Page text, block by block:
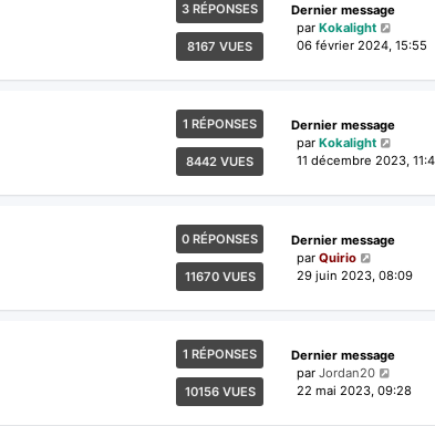
3 RÉPONSES
8167 VUES
Dernier message
par Kokalight
06 février 2024, 15:55
1 RÉPONSES
8442 VUES
Dernier message
par Kokalight
11 décembre 2023,
0 RÉPONSES
11670 VUES
Dernier message
par Quirio
29 juin 2023, 08:09
1 RÉPONSES
10156 VUES
Dernier message
par Jordan20
22 mai 2023, 09:28